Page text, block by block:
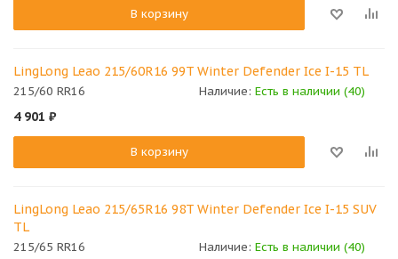
В корзину
LingLong Leao 215/60R16 99T Winter Defender Ice I-15 TL
215/60 RR16 Наличие: Есть в наличии (40)
4 901 ₽
В корзину
LingLong Leao 215/65R16 98T Winter Defender Ice I-15 SUV
TL
215/65 RR16 Наличие: Есть в наличии (40)